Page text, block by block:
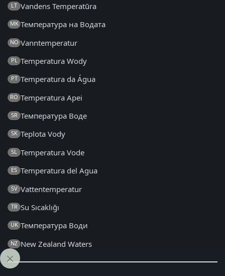
LT Vandens Temperatūra
MK Температура на Водата
NO Vanntemperatur
PL Temperatura Wody
PT Temperatura da Água
RO Temperatura Apei
SR Температура Воде
SK Teplota Vody
SL Temperatura Vode
ES Temperatura del Agua
SV Vattentemperatur
TR Su Sıcaklığı
UK Температура Води
NZ New Zealand Waters